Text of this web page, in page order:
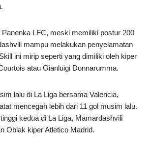
Panenka LFC, meski memiliki postur 200
mampu melakukan penyelamatan
ini mirip seperti yang dimiliki oleh kiper
atau Gianluigi Donnarumma.
lalu di La Liga bersama Valencia,
mencegah lebih dari 11 gol musim lalu.
kedua di La Liga, Mamardashvili
Oblak kiper Atletico Madrid.